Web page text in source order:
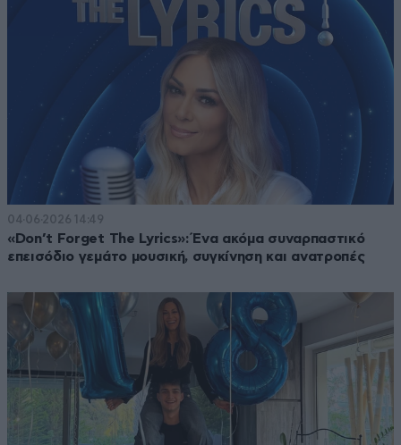
04·06·2026 14:49
«Don’t Forget The Lyrics»: Ένα ακόμα συναρπαστικό
επεισόδιο γεμάτο μουσική, συγκίνηση και ανατροπές